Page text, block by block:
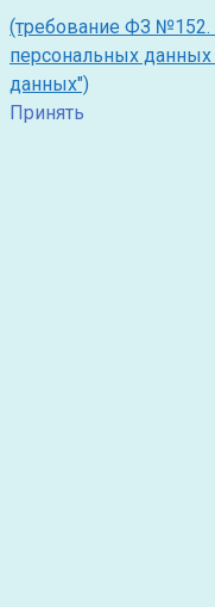
(требование ФЗ №152.
персональных данных
данных")
Принять